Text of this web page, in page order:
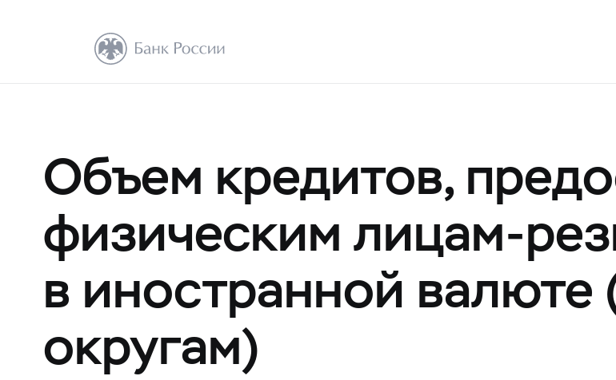
Объем кредитов,
физическим лицам-
в иностранной
округам)